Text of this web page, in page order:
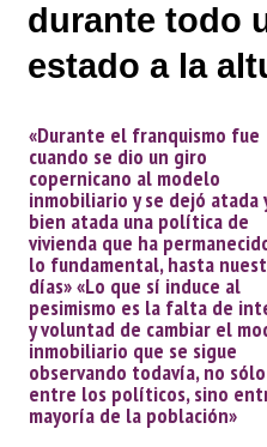
durante todo
estado a la
«Durante el franquismo fue
cuando se dio un giro
copernicano al modelo
inmobiliario y se dejó atada
bien atada una política de
vivienda que ha
lo fundamental, hasta
días» «Lo que sí induce al
pesimismo es la falta de
y voluntad de cambiar el
inmobiliario que se sigue
observando todavía, no sólo
entre los políticos, sino
mayoría de la población»